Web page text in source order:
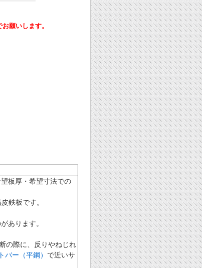
願いします。
板厚・希望寸法での
鉄板です。
あります。
の際に、反りやねじれ
バー（平鋼） で近いサ